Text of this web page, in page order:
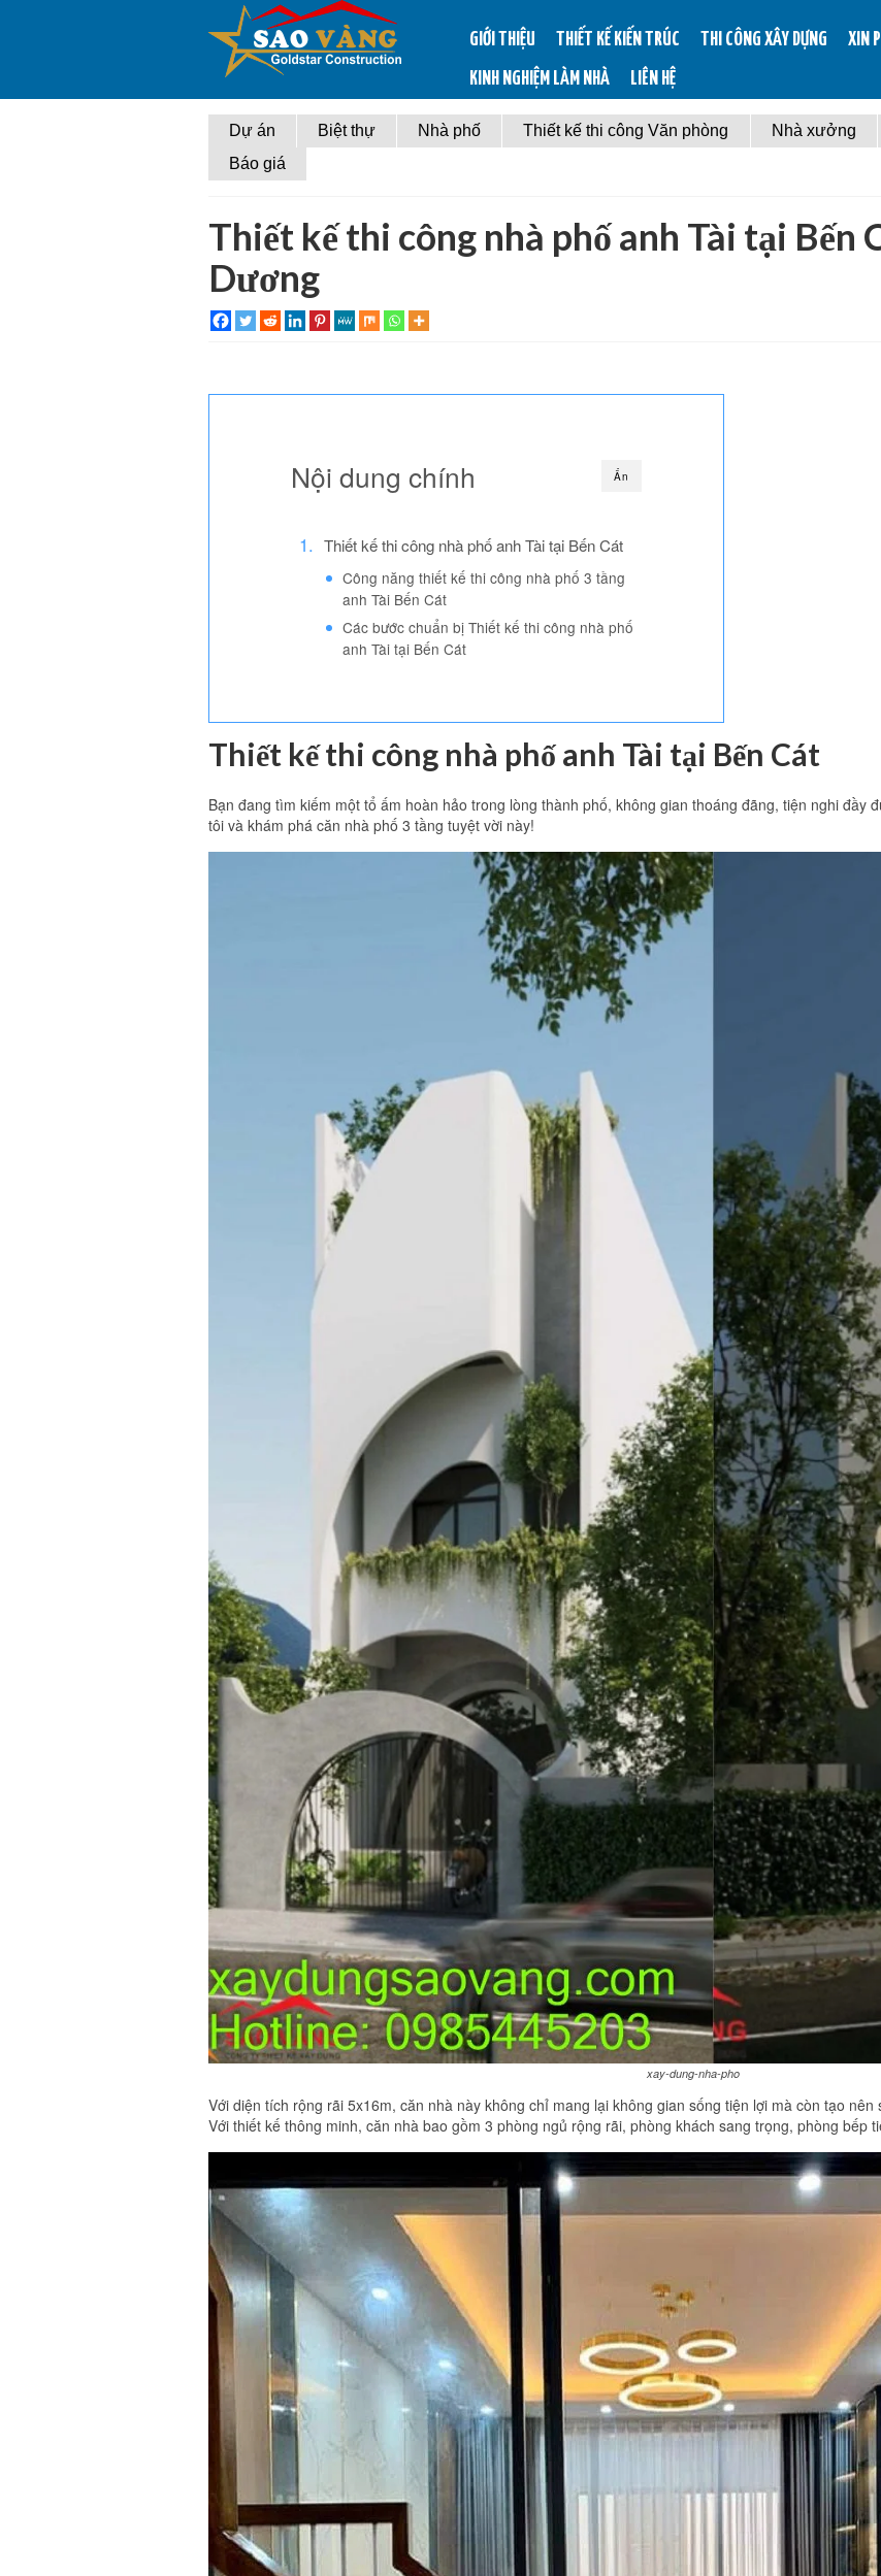
GIỚI THIỆU THIẾT KẾ KIẾN TRÚC THI CÔNG XÂY DỰNG XIN
KINH NGHIỆM LÀM NHÀ
LIÊN HỆ
Dự án Biệt thự Nhà phố Thiết kế thi công Văn phòng Nhà xưởng
Báo giá
Thiết kế thi công nhà phố anh Tài tại Bến
Dương
Ẩn
Nội dung chính
Thiết kế thi công nhà phố anh Tài tại Bến Cát
Công năng thiết kế thi công nhà phố 3 tầng
anh Tài Bến Cát
Các bước chuẩn bị Thiết kế thi công nhà phố
anh Tài tại Bến Cát
Thiết kế thi công nhà phố anh Tài tại Bến Cát
Bạn đang tìm kiếm một tổ ấm hoàn hảo trong lòng thành phố, không gian thoáng đãng, tiện nghi đầy
tôi và khám phá căn nhà phố 3 tầng tuyệt vời này!
xay-dung-nha-pho
Với diện tích rộng rãi 5x16m, căn nhà này không chỉ mang lại không gian sống tiện lợi mà còn tạo
Với thiết kế thông minh, căn nhà bao gồm 3 phòng ngủ rộng rãi, phòng khách sang trọng, phòng bếp